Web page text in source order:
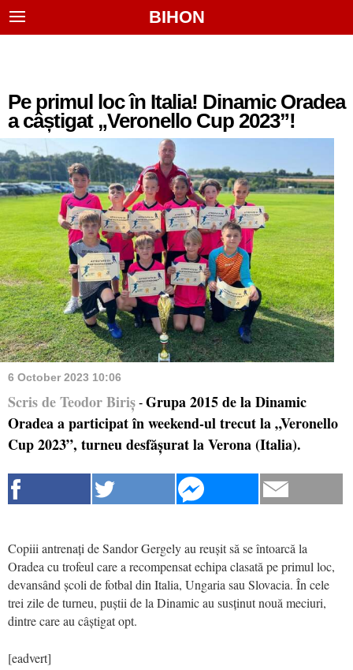
BIHON
Pe primul loc în Italia! Dinamic Oradea
a câștigat „Veronello Cup 2023”!
6 October 2023 10:06
Scris de Teodor Biriș - Grupa 2015 de la Dinamic
Oradea a participat în weekend-ul trecut la „Veronello
Cup 2023”, turneu desfășurat la Verona (Italia).
Copiii antrenați de Sandor Gergely au reușit să se întoarcă la
Oradea cu trofeul care a recompensat echipa clasată pe primul loc,
devansând școli de fotbal din Italia, Ungaria sau Slovacia. În cele
trei zile de turneu, puștii de la Dinamic au susținut nouă meciuri,
dintre care au câștigat opt.
[eadvert]